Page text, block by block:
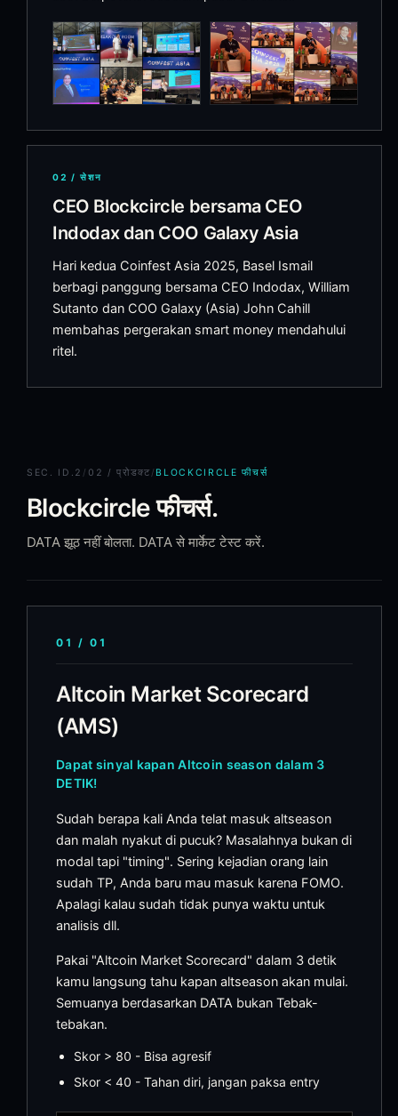
02 /सेशन
CEO Blockcircle bersama CEO
Indodax dan COO Galaxy Asia
Hari kedua Coinfest Asia 2025, Basel Ismail
berbagi panggung bersama CEO Indodax, William
Sutanto dan COO Galaxy (Asia) John Cahill
membahas pergerakan smart money mendahului
ritel.
SEC. ID.2 / 02 / प्रोडक्ट / BLOCKCIRCLE फीचर्स
Blockcircle फीचर्स.
DATA झूठ नहीं बोलता. DATA से मार्केट टेस्ट करें.
01 / 01
Altcoin Market Scorecard
(AMS)
Dapat sinyal kapan Altcoin season dalam 3
DETIK!
Sudah berapa kali Anda telat masuk altseason
dan malah nyakut di pucuk? Masalahnya bukan di
modal tapi "timing". Sering kejadian orang lain
sudah TP, Anda baru mau masuk karena FOMO.
Apalagi kalau sudah tidak punya waktu untuk
analisis dll.
Pakai "Altcoin Market Scorecard" dalam 3 detik
kamu langsung tahu kapan altseason akan mulai.
Semuanya berdasarkan DATA bukan Tebak-
tebakan.
Skor > 80 - Bisa agresif
Skor < 40 - Tahan diri, jangan paksa entry